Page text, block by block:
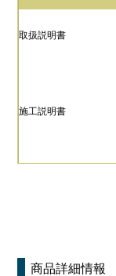
取扱説明書
施工説明書
商品詳細情報